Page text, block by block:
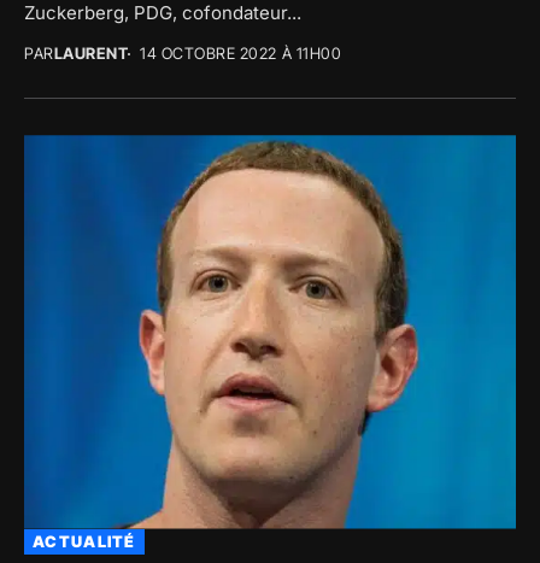
Zuckerberg, PDG, cofondateur...
PARLAURENT 14 OCTOBRE 2022 À 11H00
ACTUALITÉ